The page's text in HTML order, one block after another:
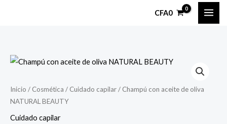
CFA0
Inicio / Cosmética / Cuidado capilar/ Champú con aceite de oliva
NATURAL BEAUTY
Cuidado capilar
Champú
aceite
de
oliva